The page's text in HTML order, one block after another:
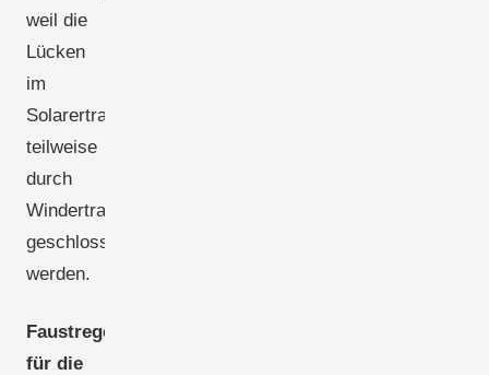
weil die
Lücken
im
Solarertrag
teilweise
durch
Windertrag
geschlossen
werden.
Faustregel
für die